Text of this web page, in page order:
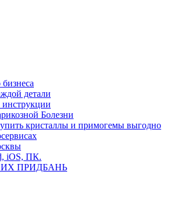
детали
инструкции
Болезни
кристаллы и примогемы выгодно
iOS, ПК.
ПРИДБАНЬ